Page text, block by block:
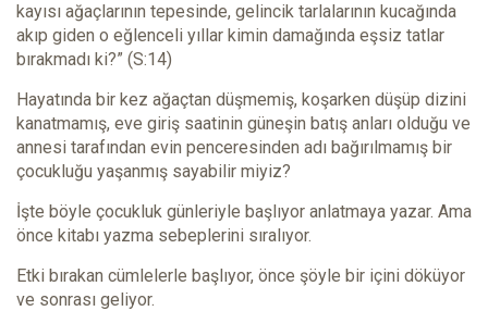
kayısı ağaçlarının tepesinde, gelincik tarlalarının kucağında
akıp giden o eğlenceli yıllar kimin damağında eşsiz tatlar
bırakmadı ki?” (S:14)
Hayatında bir kez ağaçtan düşmemiş, koşarken düşüp dizini
kanatmamış, eve giriş saatinin güneşin batış anları olduğu ve
annesi tarafından evin penceresinden adı bağırılmamış bir
çocukluğu yaşanmış sayabilir miyiz?
İşte böyle çocukluk günleriyle başlıyor anlatmaya yazar. Ama
önce kitabı yazma sebeplerini sıralıyor.
Etki bırakan cümlelerle başlıyor, önce şöyle bir içini döküyor
ve sonrası geliyor.